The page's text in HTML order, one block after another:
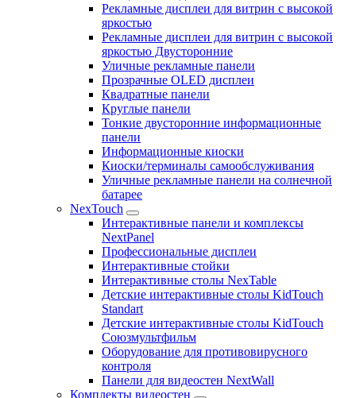
Рекламные дисплеи для витрин с высокой
яркостью
Рекламные дисплеи для витрин с высокой
яркостью Двусторонние
Уличные рекламные панели
Прозрачные OLED дисплеи
Квадратные панели
Круглые панели
Тонкие двусторонние информационные
панели
Информационные киоски
Киоски/терминалы самообслуживания
Уличные рекламные панели на солнечной
батарее
NexTouch
Интерактивные панели и комплексы
NextPanel
Профессиональные дисплеи
Интерактивные стойки
Интерактивные столы NexTable
Детские интерактивные столы KidTouch
Standart
Детские интерактивные столы KidTouch
Союзмультфильм
Оборудование для противовирусного
контроля
Панели для видеостен NextWall
Комплекты видеостен